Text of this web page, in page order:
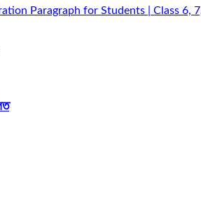
Paragraph for Students | Class 6,